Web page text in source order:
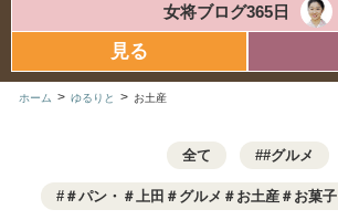
女将ブログ365日
見る
ホーム > ゆるりと > お土産
全て #グルメ
＃パン・＃上田＃グルメ＃お土産＃お菓子